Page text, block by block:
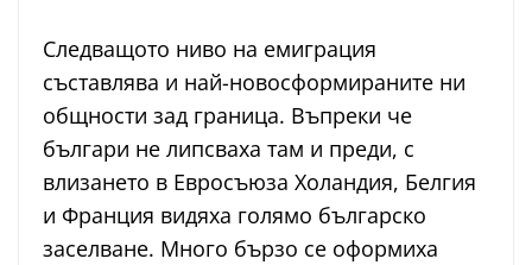
Следващото ниво на емиграция
съставлява и най-новосформираните ни
общности зад граница. Въпреки че
българи не липсваха там и преди, с
влизането в Евросъюза Холандия, Белгия
и Франция видяха голямо българско
заселване. Много бързо се оформиха